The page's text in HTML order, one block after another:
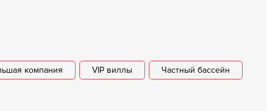
компания VIP виллы Частный бассейн